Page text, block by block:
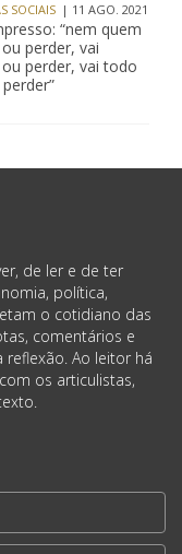
SOCIAIS | 11 AGO. 2021
“nem quem
perder, vai
ou perder, vai todo
de ler e de ter
política,
o cotidiano das
comentários e
Ao leitor há
os articulistas,